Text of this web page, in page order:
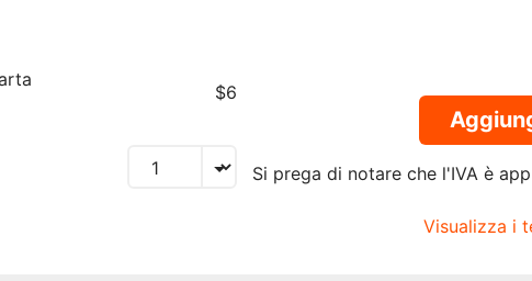
$6
Si prega di notare che l'IVA è
Visualizza i